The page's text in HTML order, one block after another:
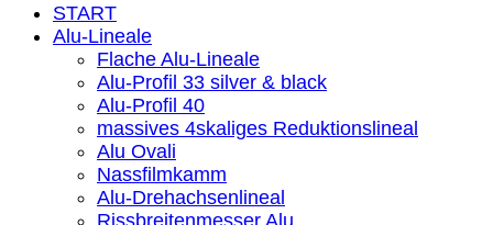
START
Alu-Lineale
Flache Alu-Lineale
Alu-Profil 33 silver & black
Alu-Profil 40
massives 4skaliges Reduktionslineal
Alu Ovali
Nassfilmkamm
Alu-Drehachsenlineal
Rissbreitenmesser Alu